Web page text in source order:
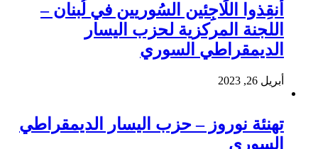
أَنقِذوا اللَاجِئين السُوريين في لُبنان –
اللجنة المركزية لحزب اليسار
الديمقراطي السوري
أبريل 26, 2023
تهنئة نوروز – حزب اليسار الديمقراطي
السوري